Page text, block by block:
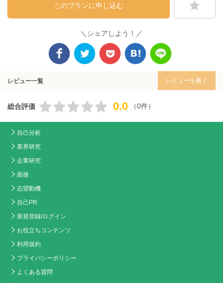
このプランに申し込む
＼シェアしよう！／
レビュー一覧 レビューを書く
総合評価 0.0 （0件）
自己分析
業界研究
企業研究
面接
志望動機
自己PR
新規登録/ログイン
お役立ちコンテンツ
利用規約
プライバシーポリシー
よくある質問